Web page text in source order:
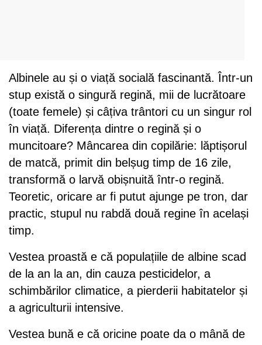
Albinele au și o viață socială fascinantă. Într-un
stup există o singură regină, mii de lucrătoare
(toate femele) și câțiva trântori cu un singur rol
în viață. Diferența dintre o regină și o
muncitoare? Mâncarea din copilărie: lăptișorul
de matcă, primit din belșug timp de 16 zile,
transformă o larvă obișnuită într-o regină.
Teoretic, oricare ar fi putut ajunge pe tron, dar
practic, stupul nu rabdă două regine în același
timp.
Vestea proastă e că populațiile de albine scad
de la an la an, din cauza pesticidelor, a
schimbărilor climatice, a pierderii habitatelor și
a agriculturii intensive.
Vestea bună e că oricine poate da o mână de